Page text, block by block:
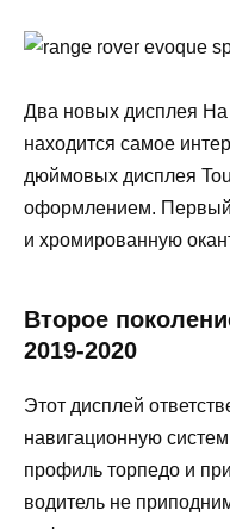
Два новых дисплея На
находится самое
дюймовых дисплея
оформлением.
и хромированную
Второе
2019-2020
Этот дисплей
навигационную
профиль торпедо и
водитель не